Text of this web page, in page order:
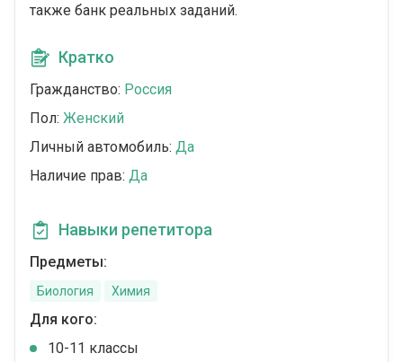
также банк реальных заданий.
Кратко
Гражданство: Россия
Пол: Женский
Личный автомобиль: Да
Наличие прав: Да
Навыки репетитора
Предметы:
Биология Химия
Для кого:
10-11 классы